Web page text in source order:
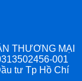
THƯƠNG MẠI
001
tư Tp Hồ Chí